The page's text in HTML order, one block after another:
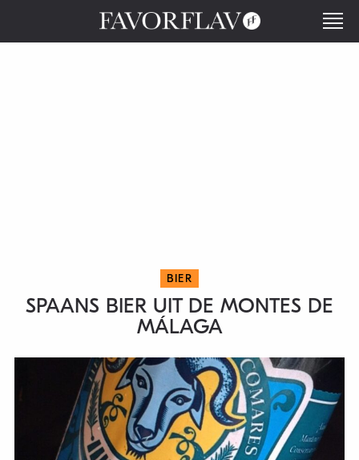
BIER
SPAANS BIER UIT DE MONTES DE
MÁLAGA